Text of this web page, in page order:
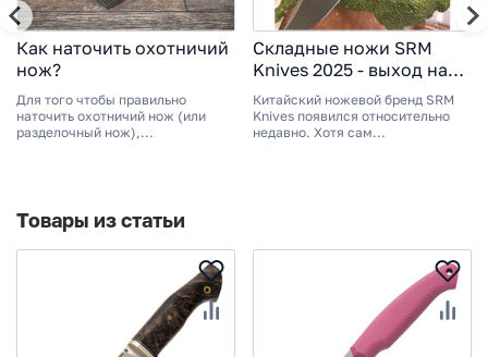
Как наточить охотничий
нож?
Для того чтобы правильно
наточить охотничий нож (или
разделочный нож),...
Складные ножи SRM
Knives 2025 - выход на
мировой рынок
Китайский ножевой бренд SRM
Knives появился относительно
недавно. Хотя сам...
Товары из статьи